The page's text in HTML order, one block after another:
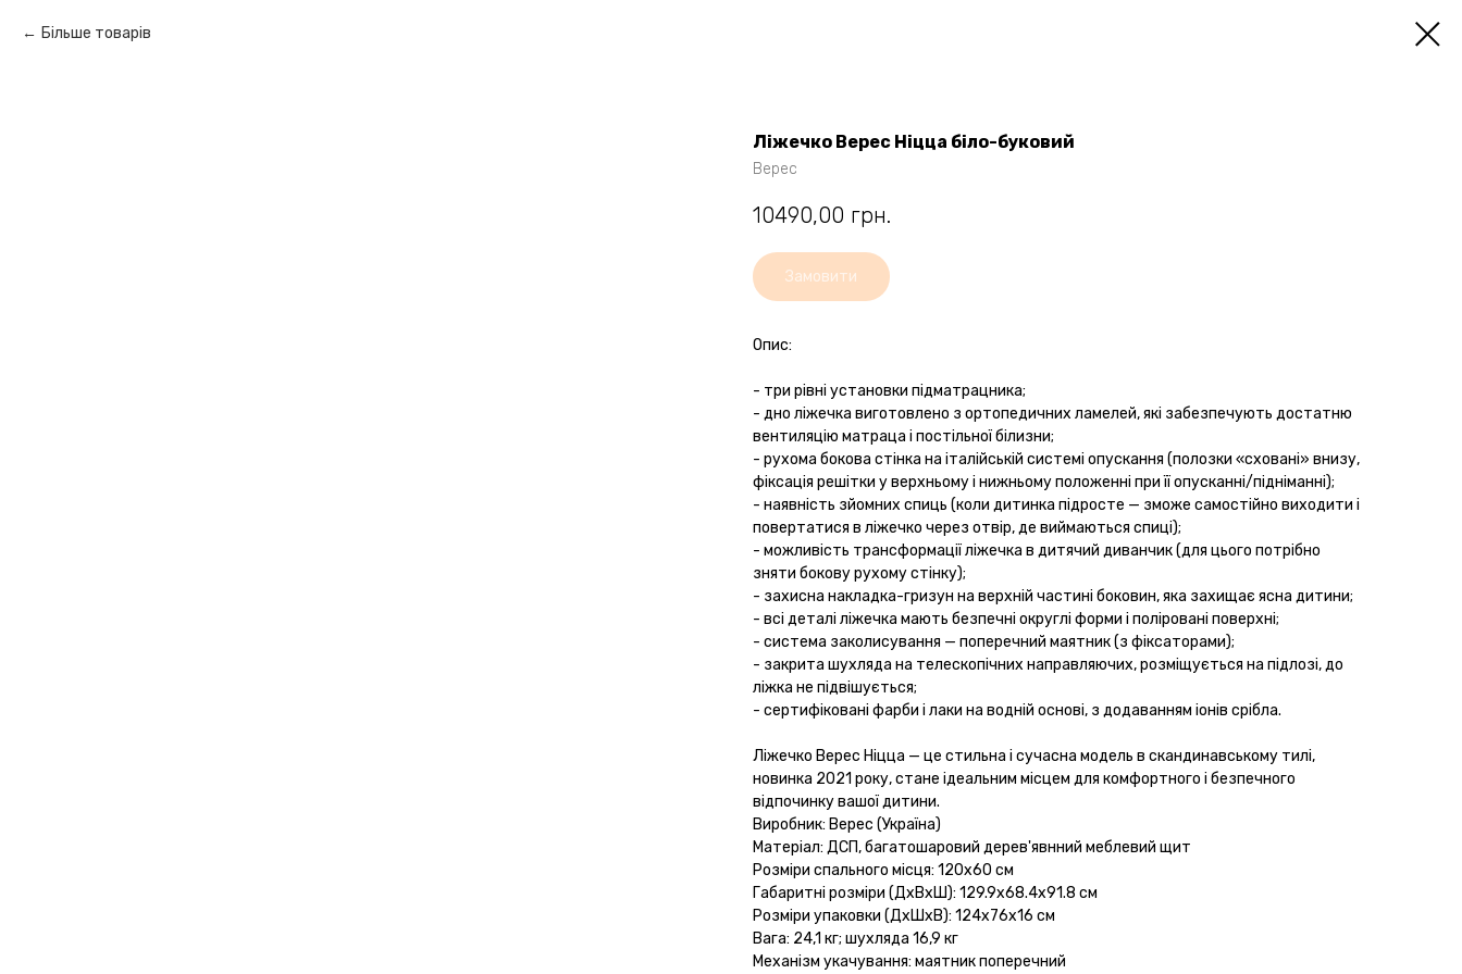
Більше товарів
Ліжечко Верес Ніцца біло-буковий
Верес
10490,00 грн.
Замовити
Опис:
- три рівні установки підматрацника;
- дно ліжечка виготовлено з ортопедичних ламелей, які забезпечують достатню
вентиляцію матраца і постільної білизни;
- рухома бокова стінка на італійській системі опускання (полозки «сховані» внизу,
фіксація решітки у верхньому і нижньому положенні при її опусканні/підніманні);
- наявність зйомних спиць (коли дитинка підросте — зможе самостійно виходити і
повертатися в ліжечко через отвір, де виймаються спиці);
- можливість трансформації ліжечка в дитячий диванчик (для цього потрібно
зняти бокову рухому стінку);
- захисна накладка-гризун на верхній частині боковин, яка захищає ясна дитини;
- всі деталі ліжечка мають безпечні округлі форми і поліровані поверхні;
- система заколисування — поперечний маятник (з фіксаторами);
- закрита шухляда на телескопічних направляючих, розміщується на підлозі, до
ліжка не підвішується;
- сертифіковані фарби і лаки на водній основі, з додаванням іонів срібла.
Ліжечко Верес Ніцца — це стильна і сучасна модель в скандинавському тилі,
новинка 2021 року, стане ідеальним місцем для комфортного і безпечного
відпочинку вашої дитини.
Виробник: Верес (Україна)
Матеріал: ДСП, багатошаровий дерев'явнний меблевий щит
Розміри спального місця: 120х60 см
Габаритні розміри (ДхВхШ): 129.9х68.4х91.8 см
Розміри упаковки (ДхШхВ): 124х76х16 см
Вага: 24,1 кг; шухляда 16,9 кг
Механізм укачування: маятник поперечний